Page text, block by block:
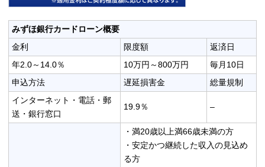
みずほ銀行カードローン概要
金利
限度額
返済日
年2.0～14.0％
10万円～800万円
毎月10日
申込方法
遅延損害金
総量規制
インターネット・電話・郵
送・銀行窓口
19.9％ –
・満20歳以上満66歳未満の方
・安定かつ継続した収入の見込め
る方